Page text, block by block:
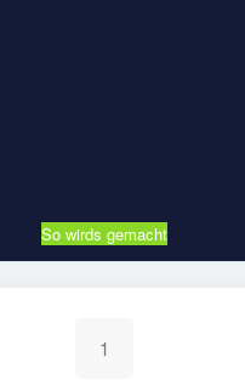
So wirds gemacht
1